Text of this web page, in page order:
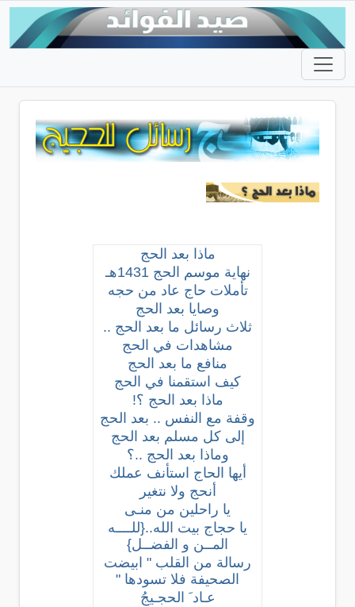
ماذا بعد الحج
نهاية موسم الحج 1431هـ
تأملات حاج عاد من حجه
وصايا بعد الحج
ثلاث رسائل ما بعد الحج ..
مشاهدات في الحج
منافع ما بعد الحج
كيف استقمنا في الحج
ماذا بعد الحج ؟!
وقفة مع النفس .. بعد الحج
إلى كل مسلم بعد الحج
وماذا بعد الحج ..؟
أيها الحاج استأنف عملك
أنحج ولا نتغير
يا راحلين من منـى
يا حجاج بيت الله..{للــــه
المــن و الفضــل}
رسالة من القلب " ابيضت
الصحيفة فلا تسودها "
عـاد َ الحجـيجُ